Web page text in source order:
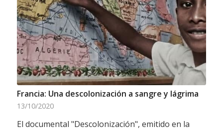
Francia: Una descolonización a sangre y lágrima
13/10/2020
El documental "Descolonización", emitido en la